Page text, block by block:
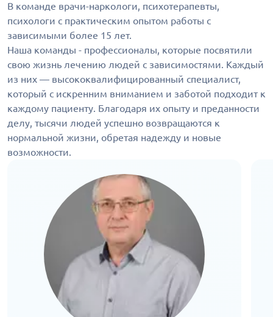
В команде врачи-наркологи, психотерапевты,
психологи с практическим опытом работы с
зависимыми более 15 лет.
Наша команды - профессионалы, которые посвятили
свою жизнь лечению людей с зависимостями. Каждый
из них — высококвалифицированный специалист,
который с искренним вниманием и заботой подходит к
каждому пациенту. Благодаря их опыту и преданности
делу, тысячи людей успешно возвращаются к
нормальной жизни, обретая надежду и новые
возможности.